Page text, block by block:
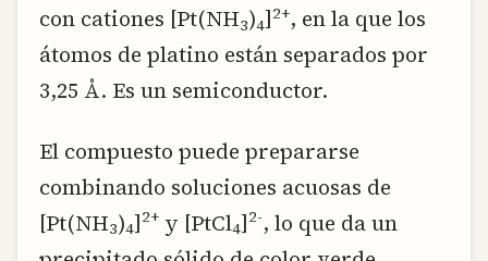
con cationes [Pt(NH3)4]2+, en la que los
átomos de platino están separados por
3,25 Å. Es un semiconductor.
El compuesto puede prepararse
combinando soluciones acuosas de
[Pt(NH3)4]2+ y [PtCl4]2-, lo que da un